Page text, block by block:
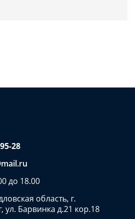
28
до 18.00
область, г.
ул. Барвинка д.21 кор.18